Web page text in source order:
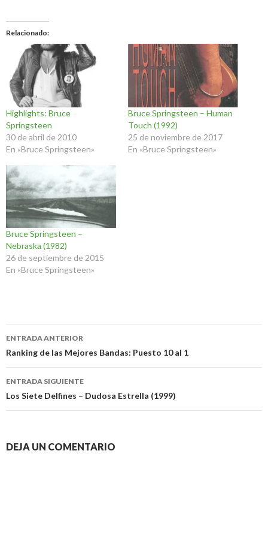
Relacionado
Highlights: Bruce
Springsteen
30 de abril de 2010
En «Bruce Springsteen»
Bruce Springsteen – Human
Touch (1992)
25 de noviembre de 2017
En «Bruce Springsteen»
Bruce Springsteen –
Nebraska (1982)
26 de septiembre de 2015
En «Bruce Springsteen»
Navegación
de
entradas
ENTRADA ANTERIOR
Ranking de las Mejores Bandas: Puesto 10 al 1
ENTRADA SIGUIENTE
Los Siete Delfines – Dudosa Estrella (1999)
DEJA UN COMENTARIO